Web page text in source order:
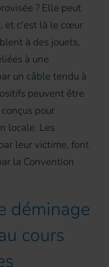
? Elle peut
et c'est là le cœur
à des jouets,
à une
un câble tendu à
peuvent être
pour
locale. Les
leur victime, font
la Convention
déminage
cours